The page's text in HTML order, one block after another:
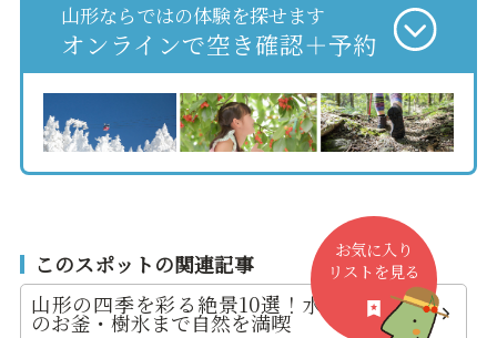
山形ならではの体験を探せます
オンラインで空き確認＋予約
このスポットの関連記事
山形の四季を彩る絶景10選！水没林・蔵王
のお釜・樹氷まで自然を満喫
お気に入り
リストを見る